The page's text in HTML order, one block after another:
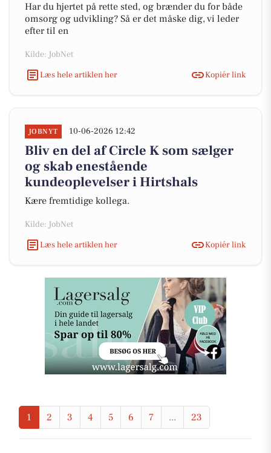
Har du hjertet på rette sted, og brænder du for både
omsorg og udvikling? Så er det måske dig, vi leder
efter til en
Kilde: JobNet
Læs hele artiklen her
Kopiér link
JOBNYT 10-06-2026 12:42
Bliv en del af Circle K som sælger
og skab enestående
kundeoplevelser i Hirtshals
Kære fremtidige kollega.
Kilde: JobNet
Læs hele artiklen her
Kopiér link
1 2 3 4 5 6 7 ... 23